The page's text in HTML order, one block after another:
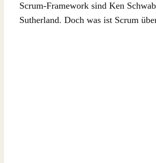
Scrum-Framework sind Ken
Sutherland. Doch was ist Scrum